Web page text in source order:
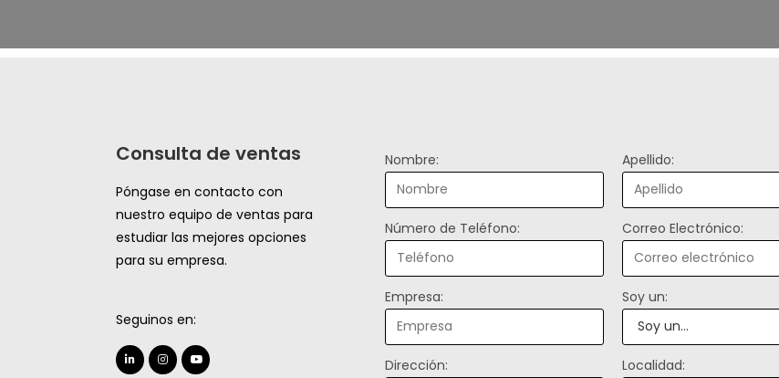
Consulta de ventas
Póngase en contacto con
nuestro equipo de ventas para
estudiar las mejores opciones
para su empresa.
Seguinos en:
Nombre: Apellido:
Número de Teléfono: Correo Electrónico:
Empresa: Soy un:
Dirección: Localidad: